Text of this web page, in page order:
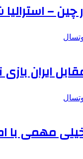
چین –
ایران
مهمی با